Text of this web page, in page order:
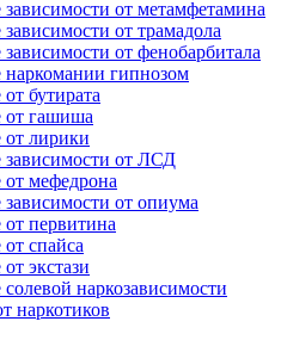
от метамфетамина
от трамадола
от фенобарбитала
наркомании гипнозом
бутирата
от гашиша
от лирики
зависимости от ЛСД
мефедрона
от опиума
первитина
спайса
экстази
наркозависимости
наркотиков